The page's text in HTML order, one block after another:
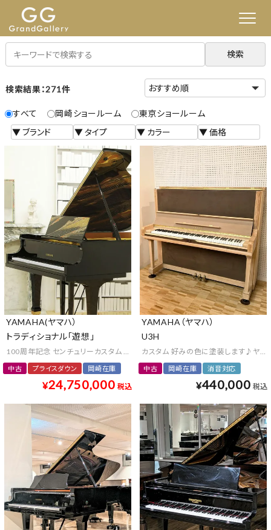
検索
検索結果：271件
すべて 岡崎ショールーム 東京ショールーム
YAMAHA(ヤマハ）
トラディショナル「遊想」
100周年記念 センチュリーカスタム アート 漆芸 京工芸 プレミアム クラウンジュ
中古 プライスダウン 岡崎在庫
¥24,750,000 税込
YAMAHA（ヤマハ）
U3H
カスタム 好みの色に塗装します♪ヤマ
中古 岡崎在庫 消音対応
¥440,000 税込